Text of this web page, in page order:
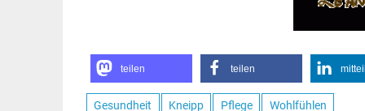
teilen teilen
Gesundheit Kneipp Pflege Wohlfühlen